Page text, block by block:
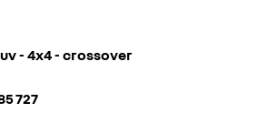
suv - 4x4 - crossover
85 727